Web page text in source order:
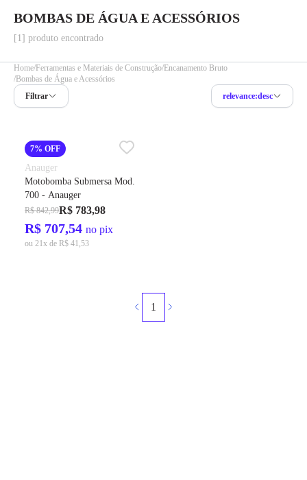
BOMBAS DE ÁGUA E ACESSÓRIOS
[1] produto encontrado
Home Ferramentas e Materiais de Construção Encanamento Bruto
Bombas de Água e Acessórios
Filtrar
relevance:desc
7% OFF
Anauger
Motobomba Submersa Mod.
700 - Anauger
R$ 842,99R$ 783,98
R$ 707,54 no pix
ou 21x de R$ 41,53
1